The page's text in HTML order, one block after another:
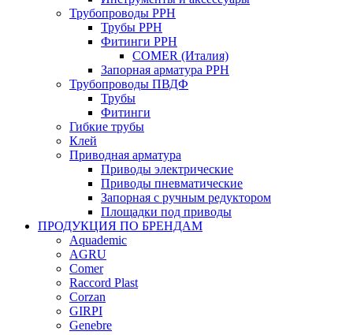
Трубопроводы PPH
Трубы PPH
Фитинги PPH
COMER (Италия)
Запорная арматура PPH
Трубопроводы ПВДФ
Трубы
Фитинги
Гибкие трубы
Клей
Приводная арматура
Приводы электрические
Приводы пневматические
Запорная с ручным редуктором
Площадки под приводы
ПРОДУКЦИЯ ПО БРЕНДАМ
Aquademic
AGRU
Comer
Raccord Plast
Corzan
GIRPI
Genebre